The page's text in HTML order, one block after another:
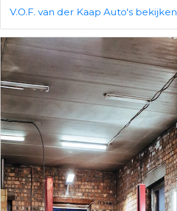
V.O.F. van der Kaap Auto's bekijken